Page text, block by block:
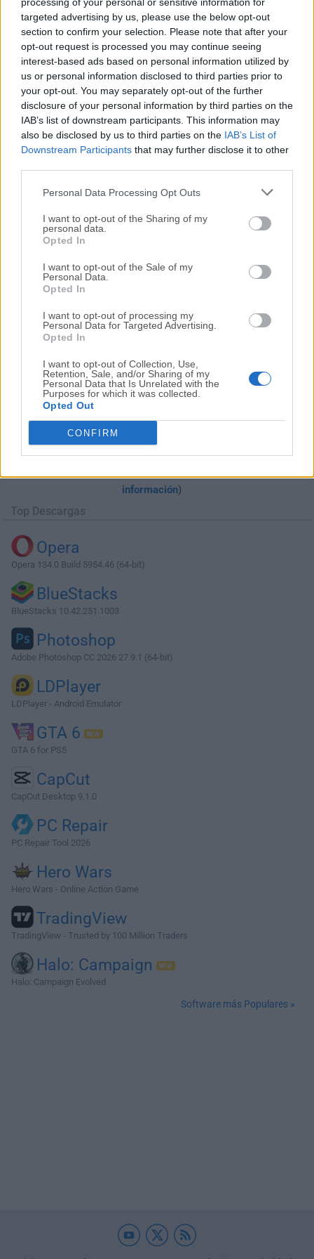
targeted advertising by us, please use the below opt-out
section to confirm your selection. Please note that after your
opt-out request is processed you may continue seeing
interest-based ads based on personal information utilized by
us or personal information disclosed to third parties prior to
your opt-out. You may separately opt-out of the further
disclosure of your personal information by third parties on the
IAB’s list of downstream participants. This information may
also be disclosed by us to third parties on the IAB’s List of
Downstream Participants that may further disclose it to other
Personal Data Processing Opt Outs
I want to opt-out of the Sharing of my
personal data.
Opted In
I want to opt-out of the Sale of my
Personal Data.
Opted In
I want to opt-out of processing my
Personal Data for Targeted Advertising.
Opted In
I want to opt-out of Collection, Use,
Retention, Sale, and/or Sharing of my
Personal Data that Is Unrelated with the
Purposes for which it was collected.
Opted Out
CONFIRM
nuestra reseña, simplemente hazclic aquí.
Todas las versiones antiguas distribuidas en nuestro
sitio web son completamente libres de virus y están
disponibles para su descarga sin costo alguno.
Nos encantaría saber de ti
háznoslo saber. ¡Valoramos tu opinión!
Descargar Oracle SQL Developer 19.1
(64-bit)
información)
Top Descargas
Opera
Opera 134.0 Build 5954.46 (64-bit)
BlueStacks
BlueStacks 10.42.251.1003
Photoshop
Adobe Photoshop CC 2026 27.9.1 (64-bit)
LDPlayer
LDPlayer - Android Emulator
GTA 6
GTA 6 for PS5
CapCut
CapCut Desktop 9.1.0
PC Repair
PC Repair Tool 2026
Hero Wars
Hero Wars - Online Action Game
TradingView
TradingView - Trusted by 100 Million Traders
Halo: Campaign
Halo: Campaign Evolved
Software más Populares »